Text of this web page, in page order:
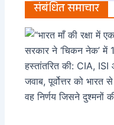
संबंधित समाचार